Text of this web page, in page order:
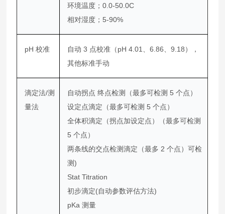
环境温度；0.0-50.0C
相对湿度；5-90%
pH 校准
自动 3 点校准（pH 4.01、6.86、9.18），
其他标准手动
滴定法/测
量法
自动拐点 终点检测（最多可检测 5 个点）
设定点滴定（最多可检测 5 个点）
全体积滴定（拐点加设定点）（最多可检测
5 个点）
两条线的交点检测滴定（最多 2 个点）可检
测)
Stat Titration
初步滴定(自动参数评估方法)
pKa 测量